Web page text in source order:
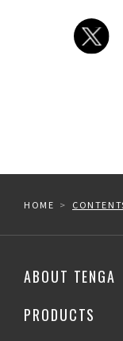
HOME
ABOUT TENGA
PRODUCTS